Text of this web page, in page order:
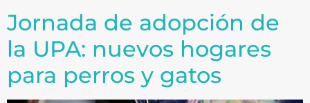
Jornada de adopción de
la UPA: nuevos hogares
para perros y gatos